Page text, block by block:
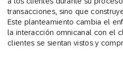
transacciones, sino que
Este planteamiento cambia el
la interacción omnicanal con el
clientes se sientan vistos y